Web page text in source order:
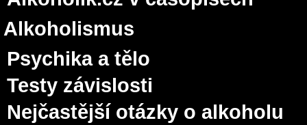
Alkoholismus
Psychika a tělo
Testy závislosti
Nejčastější otázky o alkoholu